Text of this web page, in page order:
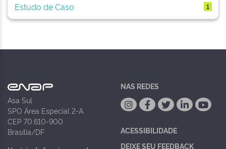
Estudo de Caso
1
Asa Sul
SPO Área Especial 2-A
CEP 70.610-900
Brasília/DF
NAS REDES
ACESSIBILIDADE
DEIXE SEU FEEDBACK